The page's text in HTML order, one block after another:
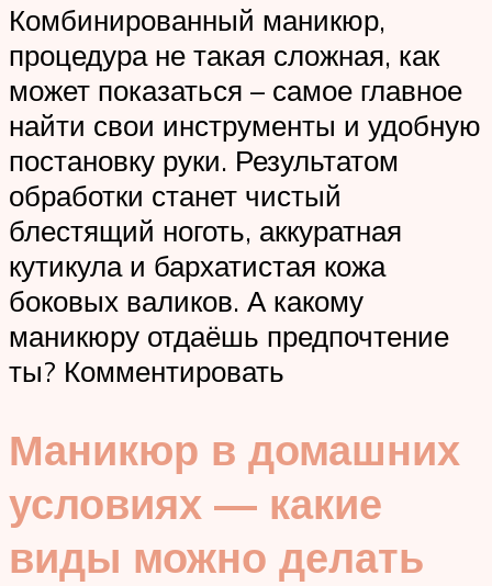
Комбинированный маникюр,
процедура не такая сложная, как
может показаться – самое главное
найти свои инструменты и удобную
постановку руки. Результатом
обработки станет чистый
блестящий ноготь, аккуратная
кутикула и бархатистая кожа
боковых валиков. А какому
маникюру отдаёшь предпочтение
ты? Комментировать
Маникюр в домашних
условиях — какие
виды можно делать